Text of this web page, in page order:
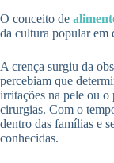
O conceito de
da cultura popular em
A crença surgiu da
percebiam que
irritações na pele ou o
cirurgias. Com o
dentro das famílias e
conhecidas.